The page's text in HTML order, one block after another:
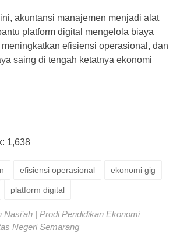
akuntansi manajemen menjadi alat
platform digital mengelola biaya
efisiensi operasional, dan
saing di tengah ketatnya ekonomi
1,638
efisiensi operasional ekonomi gig
platform digital
| Prodi Pendidikan Ekonomi
Negeri Semarang